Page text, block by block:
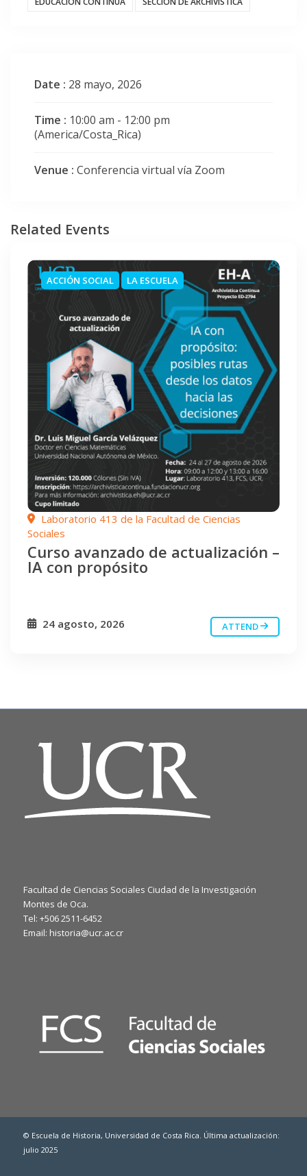
Date : 28 mayo, 2026
Time : 10:00 am - 12:00 pm
(America/Costa_Rica)
Venue : Conferencia virtual vía Zoom
Related Events
ACCIÓN SOCIAL LA ESCUELA
Laboratorio 413 de la Facultad de Ciencias
Sociales
Curso avanzado de actualización –
IA con propósito
24 agosto, 2026 ATTEND
Facultad de Ciencias Sociales Ciudad de la Investigación
Montes de Oca.
Tel: +506 2511-6452
Email: historia@ucr.ac.cr
© Escuela de Historia, Universidad de Costa Rica. Última actualización:
julio 2025